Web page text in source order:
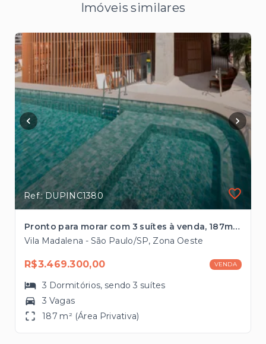
Imóveis similares
Ref.: DUPINC1380
Pronto para morar com 3 suítes à venda, 187m² próximo à Av. Pompéia
Vila Madalena - São Paulo/SP, Zona Oeste
R$3.469.300,00 VENDA
3 Dormitórios, sendo3 suítes
3 Vagas
187 m² (Área Privativa)